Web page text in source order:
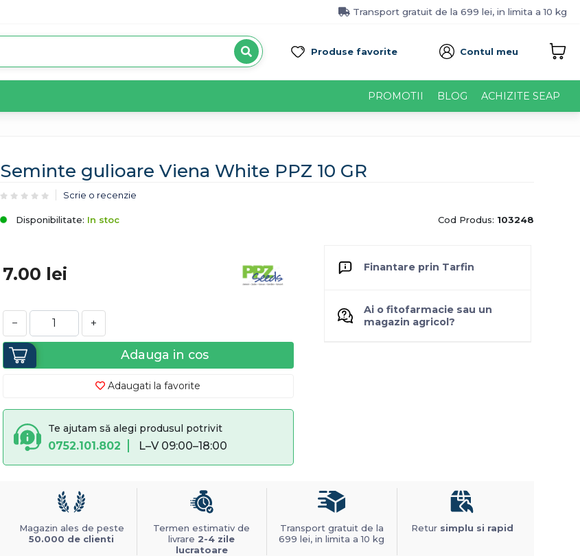
Transport gratuit de la 699 lei, in limita a 10 kg
Produse favorite Contul meu
PROMOTII BLOG ACHIZITE SEAP
Seminte gulioare Viena White PPZ 10 GR
Scrie o recenzie
Disponibilitate: In stoc Cod Produs: 103248
7.00 lei
− +
Adauga in cos
Adaugati la favorite
Te ajutam să alegi produsul potrivit
0752.101.802 L–V 09:00–18:00
Finantare prin Tarfin
Ai o fitofarmacie sau un
magazin agricol?
Magazin ales de peste
50.000 de clienti
Termen estimativ de
livrare 2-4 zile
lucratoare
Transport gratuit de la
699 lei, in limita a 10 kg
Retur simplu si rapid